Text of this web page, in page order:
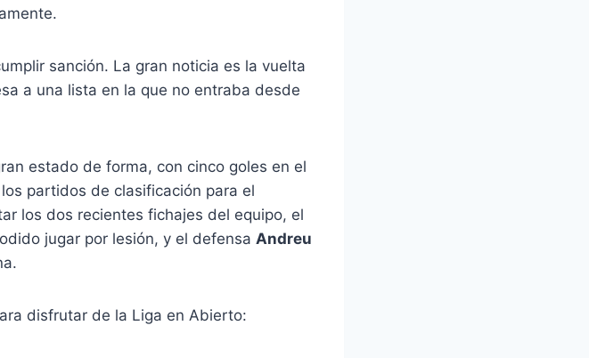
sanción. La gran noticia es la vuelta
a una lista en la que no entraba desde
estado de forma, con cinco goles en el
partidos de clasificación para el
los dos recientes fichajes del equipo, el
jugar por lesión, y el defensa Andreu
disfrutar de la Liga en Abierto: